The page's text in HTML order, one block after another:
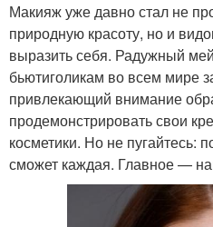
Макияж для юниоров
Сценический макияж
Макияж уже давно стал не
природную красоту, но и
выразить себя. Радужный
бьютиголикам во всем мире
привлекающий внимание
продемонстрировать свои
косметики. Но не пугайтесь:
сможет каждая. Главное —